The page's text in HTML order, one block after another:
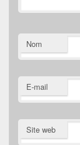
Nom
E-mail
Site web